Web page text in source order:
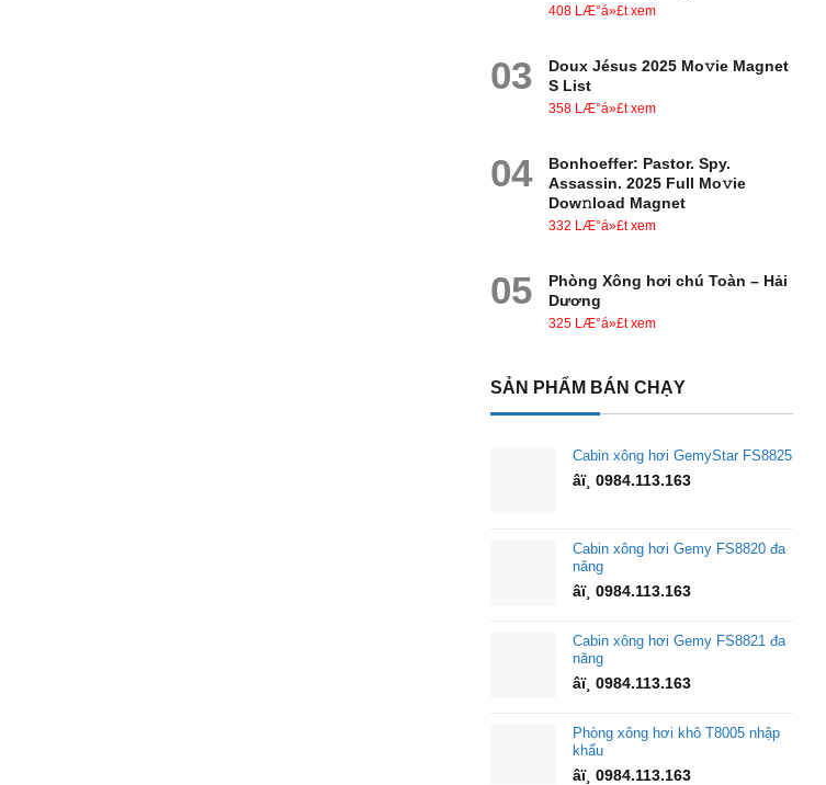
408 LÆ°á»£t xem
03
Doux Jésus 2025 Mo𝚟ie Magnet
S List
358 LÆ°á»£t xem
04
Bonhoeffer: Pastor. Spy.
Assassin. 2025 Full Mo𝚟ie
Dow𝚗load Magnet
332 LÆ°á»£t xem
05
Phòng Xông hơi chú Toàn – Hải
Dương
325 LÆ°á»£t xem
SẢN PHẨM BÁN CHẠY
Cabin xông hơi GemyStar FS8825
âï¸ 0984.113.163
Cabin xông hơi Gemy FS8820 đa
năng
âï¸ 0984.113.163
Cabin xông hơi Gemy FS8821 đa
năng
âï¸ 0984.113.163
Phòng xông hơi khô T8005 nhập
khẩu
âï¸ 0984.113.163